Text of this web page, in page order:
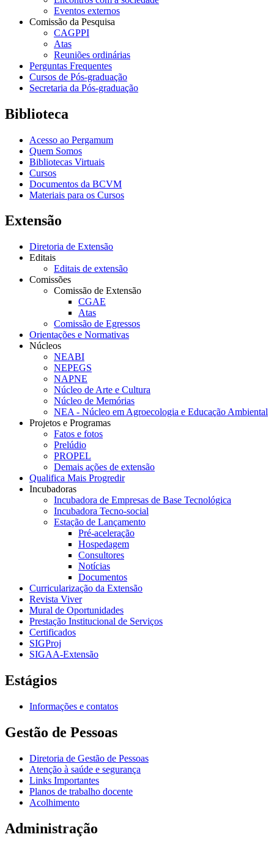
Eventos externos
Comissão da Pesquisa
CAGPPI
Atas
Reuniões ordinárias
Perguntas Frequentes
Cursos de Pós-graduação
Secretaria da Pós-graduação
Biblioteca
Acesso ao Pergamum
Quem Somos
Bibliotecas Virtuais
Cursos
Documentos da BCVM
Materiais para os Cursos
Extensão
Diretoria de Extensão
Editais
Editais de extensão
Comissões
Comissão de Extensão
CGAE
Atas
Comissão de Egressos
Orientações e Normativas
Núcleos
NEABI
NEPEGS
NAPNE
Núcleo de Arte e Cultura
Núcleo de Memórias
NEA - Núcleo em Agroecologia e Educação Ambiental
Projetos e Programas
Fatos e fotos
Prelúdio
PROPEL
Demais ações de extensão
Qualifica Mais Progredir
Incubadoras
Incubadora de Empresas de Base Tecnológica
Incubadora Tecno-social
Estação de Lançamento
Pré-aceleração
Hospedagem
Consultores
Notícias
Documentos
Curricularização da Extensão
Revista Viver
Mural de Oportunidades
Prestação Institucional de Serviços
Certificados
SIGProj
SIGAA-Extensão
Estágios
Informações e contatos
Gestão de Pessoas
Diretoria de Gestão de Pessoas
Atenção à saúde e segurança
Links Importantes
Planos de trabalho docente
Acolhimento
Administração